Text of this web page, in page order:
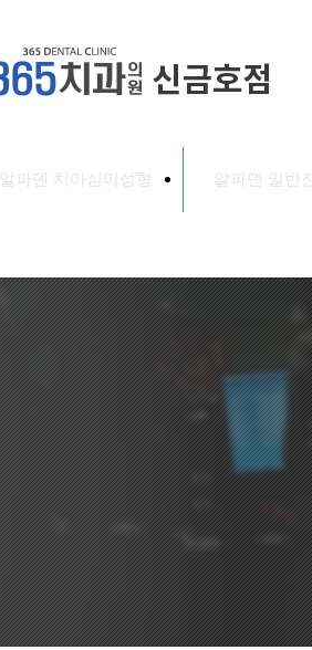
알파덴 치아심미성형 알파덴 일반